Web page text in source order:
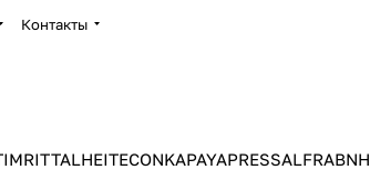
Контакты
RITTALHEITECONKAPAYAPRESSALFRABNH